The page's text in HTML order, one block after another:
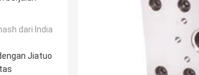
dari India
Jiatuo